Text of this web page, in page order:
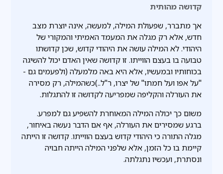
קדושה מהותית
אך מתברר, שפעולת המילה, למעשה, אינה יוצרת מצב
חדש, אלא רק מגלה את המעמד האמיתי והמקורי של
היהודי. לא המילה עושה את היהודי קדוש, שכן קדושתו
טבועה בו בעצם הווייתו. זו קדושה שאין האדם יכול להשיגה
בכוחותיו ובמעשיו, אלא היא באה מלמעלה (ולפעמים גם -
"על אפו ועל חמתו" של יצרו, ר"ל..)כשהמילה, רק מסירה
את העורלה והקליפה שמפריעה לקדושה זו להתגלות.
משום כך יכולה המילה המאוחרת להשפיע גם למפרע.
ברגע שמסירים את העורלה, אף אם הדבר נעשה באיחור,
מגלה התורה כי היהודי קדוש בעצם הווייתו. קדושה זו הייתה
קיימת בו כל הזמן, אלא שלפני המילה הייתה חבויה
ונסתרת, ועכשיו נתגלתה.